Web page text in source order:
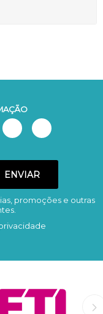
promoções e outras